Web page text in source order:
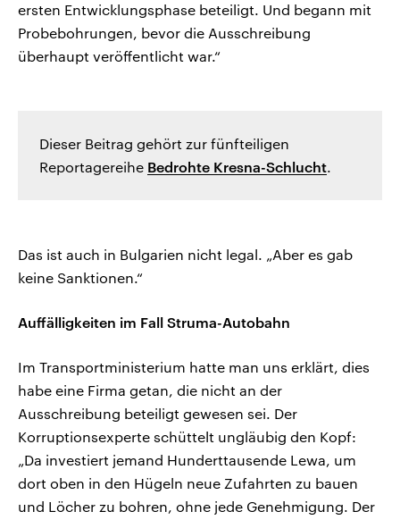
ersten Entwicklungsphase beteiligt. Und begann mit
Probebohrungen, bevor die Ausschreibung
überhaupt veröffentlicht war.“
Dieser Beitrag gehört zur fünfteiligen
Reportagereihe Bedrohte Kresna-Schlucht.
Das ist auch in Bulgarien nicht legal. „Aber es gab
keine Sanktionen.“
Auffälligkeiten im Fall Struma-Autobahn
Im Transportministerium hatte man uns erklärt, dies
habe eine Firma getan, die nicht an der
Ausschreibung beteiligt gewesen sei. Der
Korruptionsexperte schüttelt ungläubig den Kopf:
„Da investiert jemand Hunderttausende Lewa, um
dort oben in den Hügeln neue Zufahrten zu bauen
und Löcher zu bohren, ohne jede Genehmigung. Der